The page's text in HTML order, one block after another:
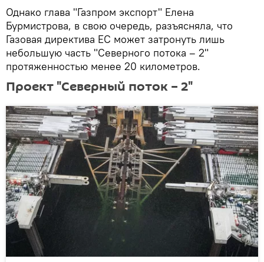
Однако глава "Газпром экспорт" Елена
Бурмистрова, в свою очередь, разъясняла, что
Газовая директива ЕС может затронуть лишь
небольшую часть "Северного потока – 2"
протяженностью менее 20 километров.
Проект "Северный поток – 2"